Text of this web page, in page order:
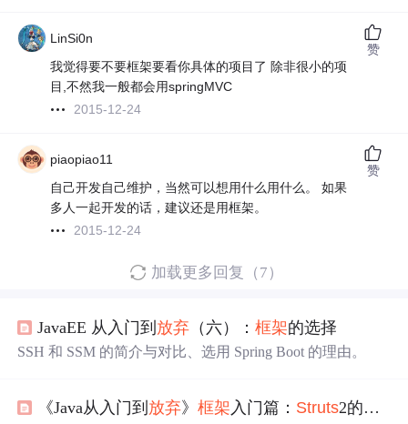
LinSi0n
我觉得要不要框架要看你具体的项目了 除非很小的项
目,不然我一般都会用springMVC
2015-12-24
赞
piaopiao11
自己开发自己维护，当然可以想用什么用什么。 如果
多人一起开发的话，建议还是用框架。
2015-12-24
赞
加载更多回复（7）
JavaEE 从入门到 放弃 （六）：框架的选择
SSH 和 SSM 的简介与对比、选用 Spring Boot 的理由。
《Java从入门到 放弃》框架 入门篇： Struts2的常用验证方式